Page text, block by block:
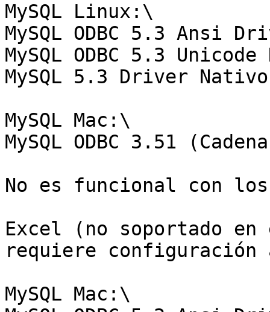
MySQL Linux:\
MySQL ODBC 5.3 Ansi
MySQL ODBC 5.3
MySQL 5.3 Driver
MySQL Mac:\
MySQL ODBC 3.51
No es funcional con
Excel (no soportado
requiere
MySQL Mac:\